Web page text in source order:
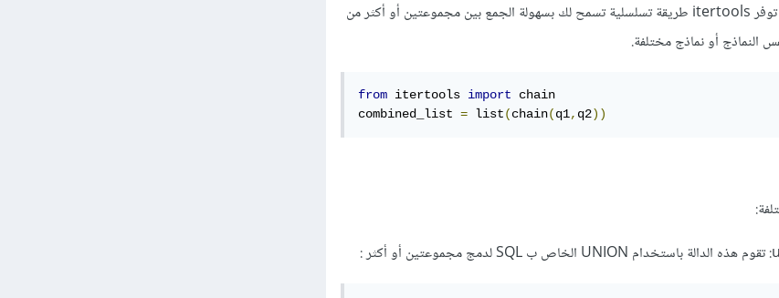
باستخدام itertools: توفر itertools طريقة تسلسلية تسمح لك بسهولة الجمع بين مجموعتين أو أكثر من
أو نماذج مختلفة.
from itertools import chain
combined_list = list(chain(q1, q2))